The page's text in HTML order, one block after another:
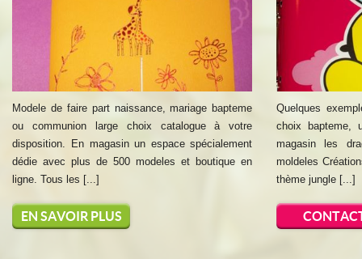
Modele de faire part naissance, mariage bapteme
ou communion large choix catalogue à votre
disposition. En magasin un espace spécialement
dédie avec plus de 500 modeles et boutique en
ligne. Tous les [...]
EN SAVOIR PLUS
Quelques
choix bapteme,
magasin les
moldeles
thème jungle [...]